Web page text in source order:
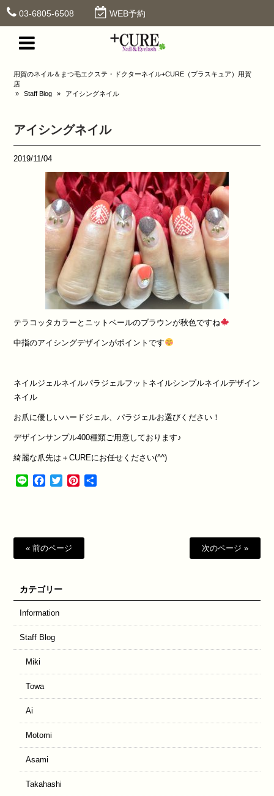
03-6805-6508 WEB予約
用賀のネイル＆まつ毛エクステ・ドクターネイル+CURE（プラスキュア）用賀
店
»
Staff Blog » アイシングネイル
アイシングネイル
2019/11/04
テラコッタカラーとニットベールのブラウンが秋色ですね
中指のアイシングデザインがポイントです
ネイルジェルネイルパラジェルフットネイルシンプルネイルデザイン
ネイル
お爪に優しいハードジェル、パラジェルお選びください！
デザインサンプル400種類ご用意しております♪
綺麗な爪先は＋ CUREにお任せください(^^)
Line Facebook
TwitterPinterest
« 前のページ 次のページ »
カテゴリー
Information
Staff Blog
Miki
Towa
Ai
Motomi
Asami
Takahashi